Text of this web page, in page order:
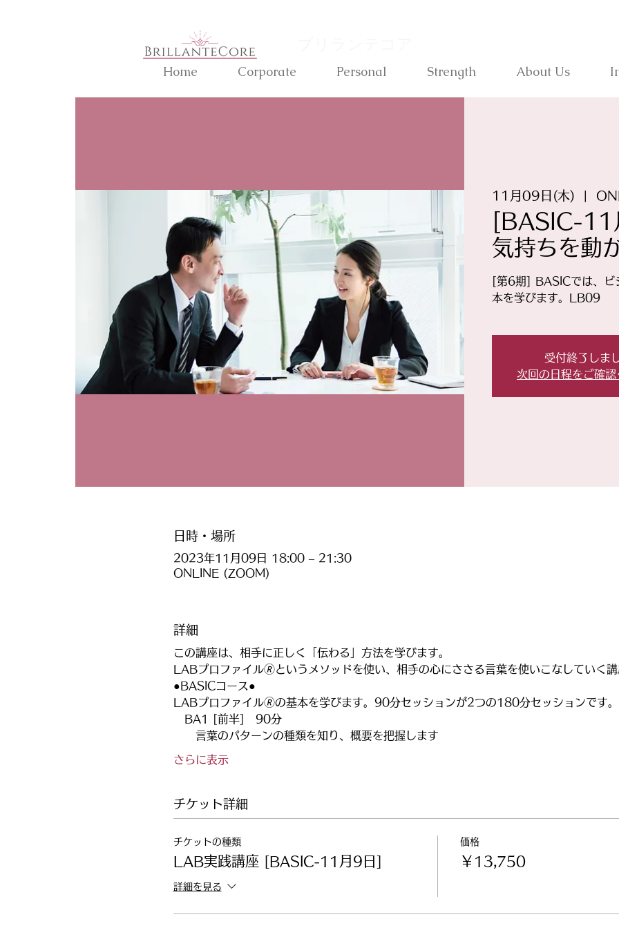
Home Corporate Personal Strength About Us
11月09日(木)
[BASIC-11
気持ちを動
[第6期] BASICでは、ビ
本を学びます。LB09
受付終了しま
次回の日程をご確認
日時・場所
2023年11月09日 18:00 – 21:30
ONLINE (ZOOM)
詳細
この講座は、相手に正しく「伝わる」方法を学びます。
LABプロファイル🄬というメソッドを使い、相手の心にささる言葉を使いこなしていく講
●BASICコース●
LABプロファイル🄬の基本を学びます。90分セッションが2つの180分セッションです。
BA1 [前半]　90分
言葉のパターンの種類を知り、概要を把握します
さらに表示
チケット詳細
チケットの種類
LAB実践講座 [BASIC-11月9日]
詳細を見る
価格
￥13,750